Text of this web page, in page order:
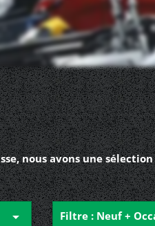
nous avons une
 Filtre : Neuf +